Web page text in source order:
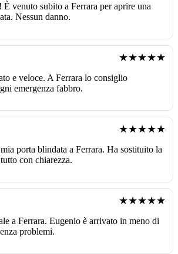
È venuto subito a Ferrara per aprire una
Nessun danno.
★★★★★
e veloce. A Ferrara lo consiglio
emergenza fabbro.
★★★★★
porta blindata a Ferrara. Ha sostituito la
con chiarezza.
★★★★★
a Ferrara. Eugenio è arrivato in meno di
problemi.